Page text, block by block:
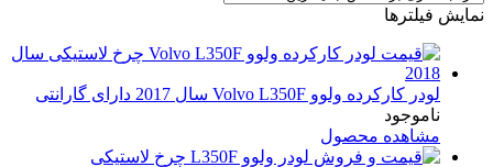
نمایش فیلترها
لودر کارکرده ولوو Volvo L350F سال 2017 دارای گارانتی
ناموجود
مشاهده محصول